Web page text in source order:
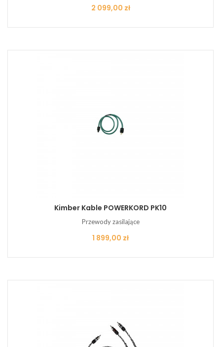
Cena
2 099,00 zł
Kimber Kable POWERKORD PK10
Przewody zasilające
Cena
1 899,00 zł